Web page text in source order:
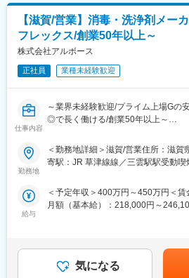
■特徴・魅力：
◎東証プライム上場の日本精化株式
社は「きれいをクリエイト」をスロ
など衛生に関する業務用製品と衛生
ています。
中でも「アルボース石鹸液」のシェ
ており、認知度・信頼度の高い製品
す。
病院、医院、医療機器メーカーを対
す。
営業の際には社用の車・社用携帯電
担当先は、基本的にエリア毎にわか
エリアに関係なく担当いただくことも
し、活躍している方が多くいます。
他拠点や関係各部署との連携も少な
■特徴・魅力：
など衛生に関する業務用製品と衛生
ています。
す。
◎品質と信頼高いブランド力ある製
くるのではなく設計から製造、検査
【滋賀/営業】消毒・洗浄剤メー
フレックス/創業50年以上～
株式会社アルボース
正社員 業種未経験歓迎
仕事内容
～業界未経験歓迎/プライム上場Gの
◎で長く働ける/創業50年以上～
■業務内容：
手洗石鹸液、除菌、洗浄剤を商材と
す。
単に物を売るのではなく、顧客ニー
営業先は大きく分けると3つあり、
スーパーマーケットのバックヤード
勤務地
＜勤務地詳細＞滋賀/営業住所：滋
寄駅：JR 草津線線／三雲駅駅受動
給与
＜予定年収＞400万円～450万円＜
月額（基本給）：218,000円～
賞与：年2回■昇給：年1回（4月）賃
あり、選考を通じて上下する可能性
気になる